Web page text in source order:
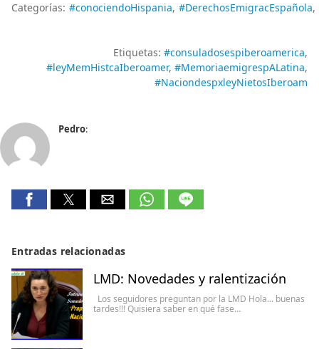
Categorías: #conociendoHispania #DerechosEmigracEspañola
Etiquetas: #consuladosespiberoamerica
#leyMemHistcaIberoamer #MemoriaemigrespALatina
#NaciondespxleyNietosIberoam
Pedro:
Entradas relacionadas
LMD: Novedades y ralentización
Los seguidores preguntan por la LMD Hola... buenas
tardes!!! Quisiera saber en qué fase…